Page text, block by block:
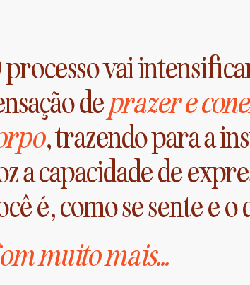
processo vai
deprazer e
, trazendo para a
a capacidade de
é, como se sente e o
muito mais…